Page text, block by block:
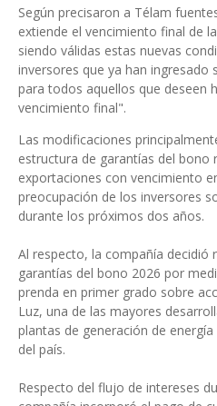
Según precisaron a Télam
extiende el vencimiento final de
siendo válidas estas nuevas
inversores que ya han ingresado
para todos aquellos que deseen
vencimiento final".
Las modificaciones
estructura de garantías del bono
exportaciones con vencimiento
preocupación de los inversores
durante los próximos dos años.
Al respecto, la compañía decidió
garantías del bono 2026 por
prenda en primer grado sobre
Luz, una de las mayores
plantas de generación de
del país.
Respecto del flujo de intereses